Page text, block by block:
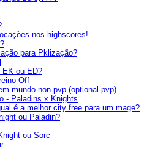
nos highscores!
para Pklização?
EK ou ED?
Off
mundo non-pvp (optional-pvp)
- Paladins x Knights
é a melhor city free para um mage?
ou Paladin?
ou Sorc